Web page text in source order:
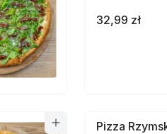
32,99 zł
Pizza